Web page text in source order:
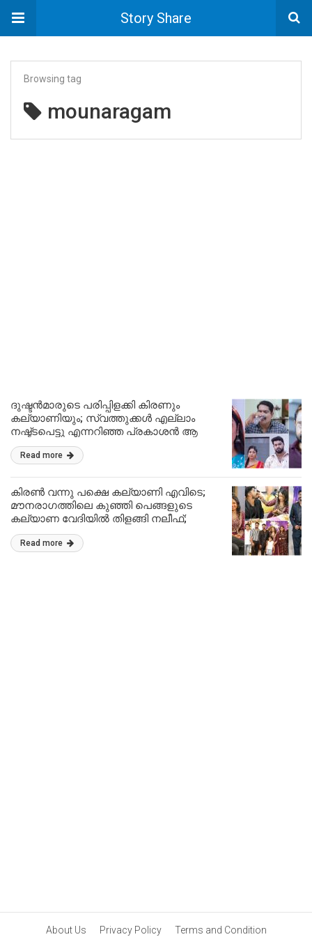
Story Share
Browsing tag
mounaragam
ദുഷ്ടൻമാരുടെ പരിപ്പിളക്കി കിരണും
കല്യാണിയും; സ്വത്തുക്കൾ എല്ലാം
നഷ്ട്ടപെട്ടു എന്നറിഞ്ഞ പ്രകാശൻ ആ
ക്രൂരത ചെയ്യാൻ ഒരുങ്ങുന്നു; നെട്ടോട്ടം
ഓടി രാഹുൽ!! | Mounaragam Today
Read more
കിരൺ വന്നു പക്ഷെ കല്യാണി എവിടെ;
മൗനരാഗത്തിലെ കുഞ്ഞി പെങ്ങളുടെ
കല്യാണ വേദിയിൽ തിളങ്ങി നലീഫ്;
ആഘോഷം വൈറൽ!! | Mounaragam Sony
Rithika Krishna Wedding Video
Read more
About Us Privacy Policy Terms and Condition